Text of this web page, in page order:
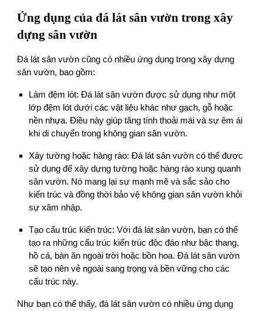
Ứng dụng của đá lát sân vườn trong xây
dựng sân vườn
Đá lát sân vườn cũng có nhiều ứng dụng trong xây dựng
sân vườn, bao gồm:
Làm đệm lót: Đá lát sân vườn được sử dụng như một
lớp đệm lót dưới các vật liệu khác như gạch, gỗ hoặc
nền nhựa. Điều này giúp tăng tính thoải mái và sự êm ái
khi di chuyển trong không gian sân vườn.
Xây tường hoặc hàng rào: Đá lát sân vườn có thể được
sử dụng để xây dựng tường hoặc hàng rào xung quanh
sân vườn. Nó mang lại sự mạnh mẽ và sắc sảo cho
kiến trúc và đồng thời bảo vệ không gian sân vườn khỏi
sự xâm nhập.
Tạo cấu trúc kiến trúc: Với đá lát sân vườn, bạn có thể
tạo ra những cấu trúc kiến trúc độc đáo như bậc thang,
hồ cá, bàn ăn ngoài trời hoặc bồn hoa. Đá lát sân vườn
sẽ tạo nên vẻ ngoài sang trọng và bền vững cho các
cấu trúc này.
Như bạn có thể thấy, đá lát sân vườn có nhiều ứng dụng